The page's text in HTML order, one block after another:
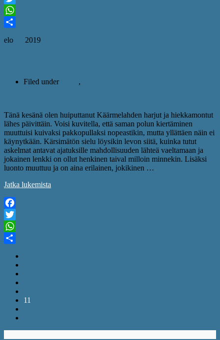
Twitter
WhatsApp
elo 2019
Filed under ,
Tänä kesänä olen huiputtanut Käärmelahden harjut ja hiekkamontut
lähes päivittäin. Voisi kuvitella, että saman polun kiertäminen
muuttuisi kuivaksi pakkopullaksi nopeastikin, mutta yllättäen näin ei
käynytkään. Kärsimätön sielu löysikin levon siitä, kuinka tutut
askelmat antavat ajatuksille mahdollisuuden lähteä vaeltamaan ja
jokainen lenkki on ollut henkinen taival milloin minnekin. Lisäksi
luonto muuttuu ja on aina erilainen, jokikinen …
Jatka lukemista
Facebook
Twitter
WhatsApp
11